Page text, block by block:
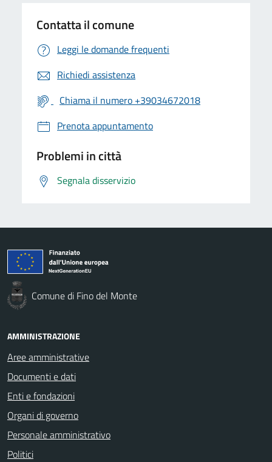
Contatta il comune
Leggi le domande frequenti
Richiedi assistenza
Chiama il numero +39034672018
Prenota appuntamento
Problemi in città
Segnala disservizio
Comune di Fino del Monte
AMMINISTRAZIONE
Aree amministrative
Documenti e dati
Enti e fondazioni
Organi di governo
Personale amministrativo
Politici